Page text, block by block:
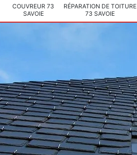
COUVREUR 73
SAVOIE
RÉPARATION DE TOITURE
73 SAVOIE